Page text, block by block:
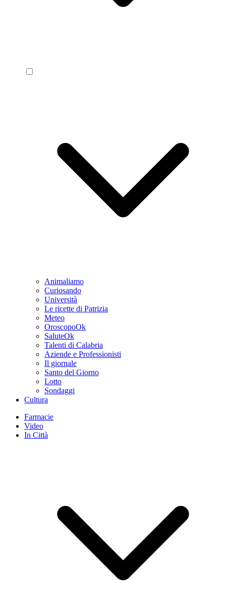
Animaliamo
Curiosando
Università
Le ricette di Patrizia
Meteo
OroscopoOk
SaluteOk
Talenti di Calabria
Aziende e Professionisti
Il giornale
Santo del Giorno
Lotto
Sondaggi
Cultura
Farmacie
Video
In Città